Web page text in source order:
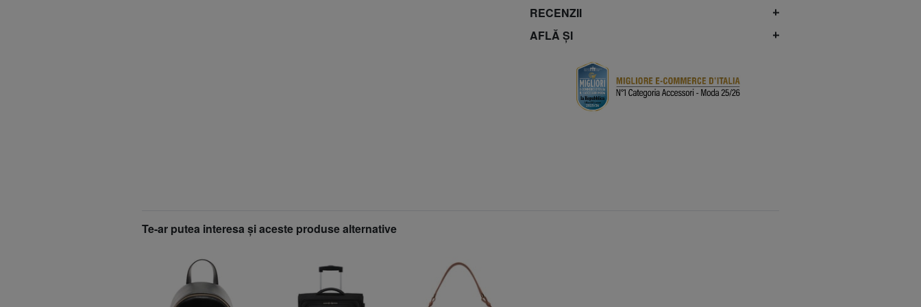
RECENZII
AFLĂ ȘI
Te-ar putea interesa şi aceste produse alternative